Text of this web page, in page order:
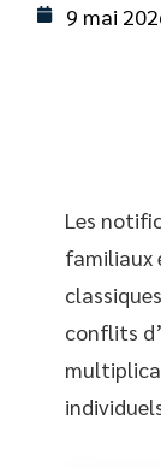
9 mai
Les
familiaux
conflits